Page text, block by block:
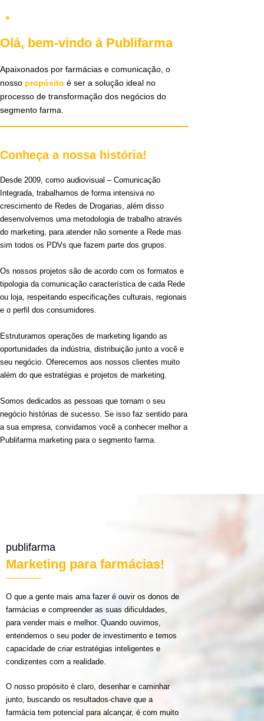
Olá, bem-vindo à Publifarma
Apaixonados por farmácias e comunicação, o
nosso propósito é ser a solução ideal no
processo de transformação dos negócios do
segmento farma.
Conheça a nossa história!
Desde 2009, como audiovisual – Comunicação
Integrada, trabalhamos de forma intensiva no
crescimento de Redes de Drogarias, além disso
desenvolvemos uma metodologia de trabalho através
do marketing, para atender não somente a Rede mas
sim todos os PDVs que fazem parte dos grupos.
Os nossos projetos são de acordo com os formatos e
tipologia da comunicação característica de cada Rede
ou loja, respeitando especificações culturais, regionais
e o perfil dos consumidores.
Estruturamos operações de marketing ligando as
oportunidades da indústria, distribuição junto a você e
seu negócio. Oferecemos aos nossos clientes muito
além do que estratégias e projetos de marketing.
Somos dedicados as pessoas que tornam o seu
negócio histórias de sucesso. Se isso faz sentido para
a sua empresa, convidamos você a conhecer melhor a
Publifarma marketing para o segmento farma.
publifarma
Marketing para farmácias!
O que a gente mais ama fazer é ouvir os donos de
farmácias e compreender as suas dificuldades,
para vender mais e melhor. Quando ouvimos,
entendemos o seu poder de investimento e temos
capacidade de criar estratégias inteligentes e
condizentes com a realidade.
O nosso propósito é claro, desenhar e caminhar
junto, buscando os resultados-chave que a
farmácia tem potencial para alcançar, é com muito